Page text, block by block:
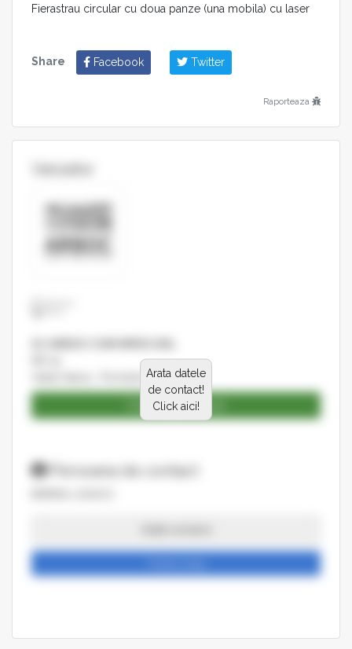
Fierastrau circular cu doua panze (una mobila) cu laser
Share Facebook Twitter
Raporteaza
Arata datele
de contact!
Click aici!
Catalog produse
Persoana de contact